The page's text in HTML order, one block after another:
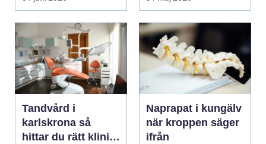
Tandvård i
karlskrona så
hittar du rätt klinik
Naprapat i kungälv
när kroppen säger
ifrån